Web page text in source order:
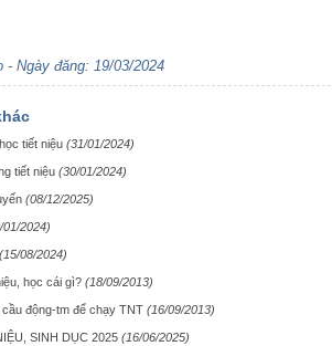
Ngày đăng: 19/03/2024
tiết niệu (31/01/2024)
tiết niệu (30/01/2024)
(08/12/2025)
01/2024)
(15/08/2024)
học cái gì? (18/09/2013)
cầu động-tm để chạy TNT (16/09/2013)
SINH DỤC 2025 (16/06/2025)